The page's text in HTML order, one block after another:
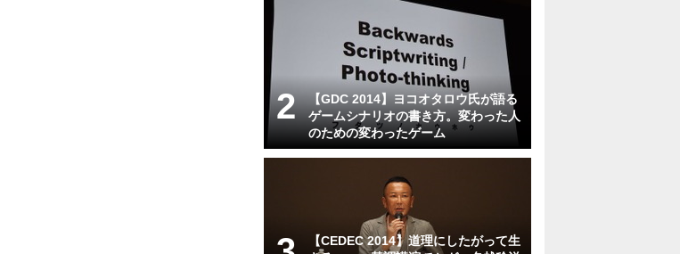
【GDC 2014】ヨコオタロウ氏が語る
ゲームシナリオの書き方。変わった人
のための変わったゲーム
【CEDEC 2014】道理にしたがって生